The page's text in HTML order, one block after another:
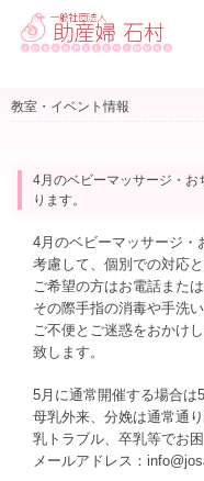
教室・イベント情報
4月のベビーマッサージ・お
ります。
4月のベビーマッサージ・
考慮して、個別での対応
ご希望の方はお電話また
その際手指の消毒や手洗
ご不便とご迷惑をおかけ
致します。
5月に通常開催する場合は
母乳外来、分娩は通常通
乳トラブル、卒乳等でお
メールアドレス：